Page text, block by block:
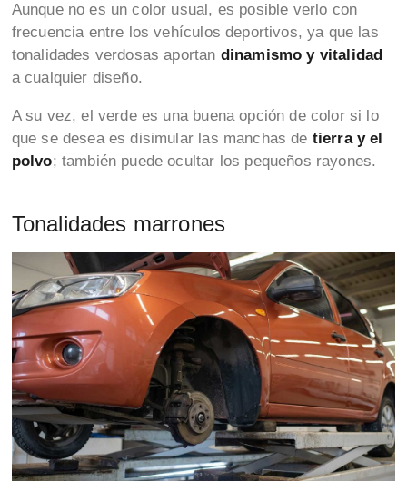
Aunque no es un color usual, es posible verlo con
frecuencia entre los vehículos deportivos, ya que las
tonalidades verdosas aportan dinamismo y vitalidad
a cualquier diseño.
A su vez, el verde es una buena opción de color si lo
que se desea es disimular las manchas de tierra y el
polvo; también puede ocultar los pequeños rayones.
Tonalidades marrones